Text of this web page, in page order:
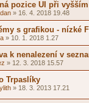
pozice UI při
» 16. 4. 2018 19.48
s grafikou - nízké
» 10. 1. 2018 1.27
k nenalezení v
» 12. 3. 2018 15.57
Trpaslíky
» 18. 3. 2013 17.21